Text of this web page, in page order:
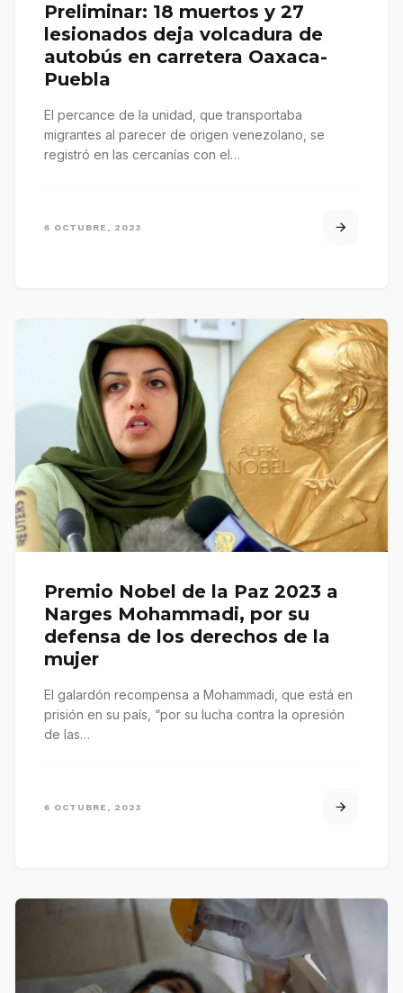
Preliminar: 18 muertos y 27
lesionados deja volcadura de
autobús en carretera Oaxaca-
Puebla
El percance de la unidad, que transportaba
migrantes al parecer de origen venezolano, se
registró en las cercanías con el…
6 OCTUBRE, 2023
Premio Nobel de la Paz 2023 a
Narges Mohammadi, por su
defensa de los derechos de la
mujer
El galardón recompensa a Mohammadi, que está en
prisión en su país, “por su lucha contra la opresión
de las…
6 OCTUBRE, 2023